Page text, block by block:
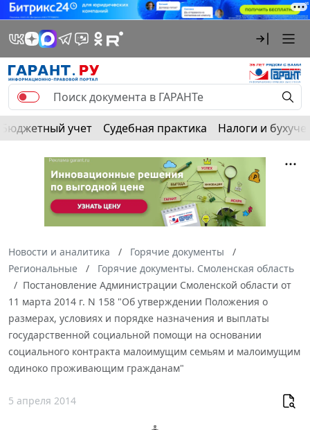
Бюджетный учет Судебная практика Налоги и
Новости и аналитика
Горячие документы
Региональные
Горячие документы. Смоленская область
Постановление Администрации Смоленской области от
11 марта 2014 г. N 158 "Об утверждении Положения о
размерах, условиях и порядке назначения и выплаты
государственной социальной помощи на основании
социального контракта малоимущим семьям и малоимущим
одиноко проживающим гражданам"
5 апреля 2014